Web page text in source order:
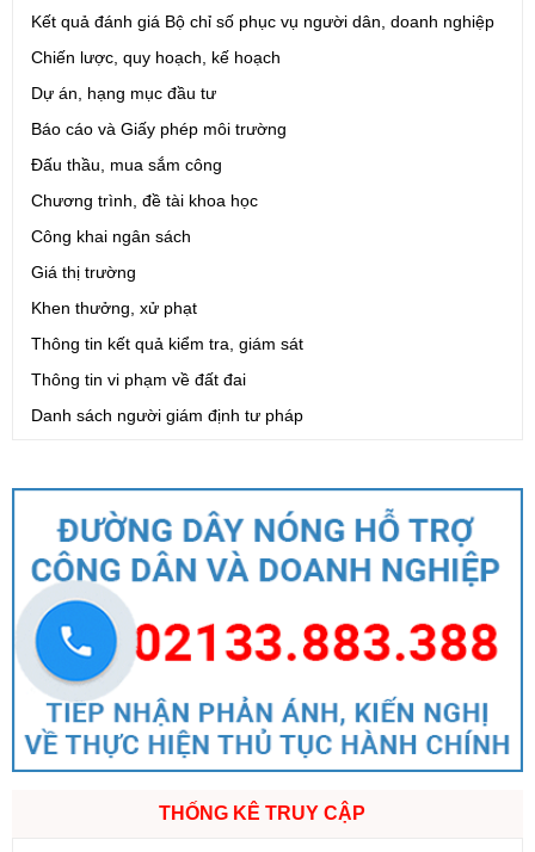
Kết quả đánh giá Bộ chỉ số phục vụ người dân, doanh nghiệp
Chiến lược, quy hoạch, kế hoạch
Dự án, hạng mục đầu tư
Báo cáo và Giấy phép môi trường
Đấu thầu, mua sắm công
Chương trình, đề tài khoa học
Công khai ngân sách
Giá thị trường
Khen thưởng, xử phạt
Thông tin kết quả kiểm tra, giám sát
Thông tin vi phạm về đất đai
Danh sách người giám định tư pháp
THỐNG KÊ TRUY CẬP